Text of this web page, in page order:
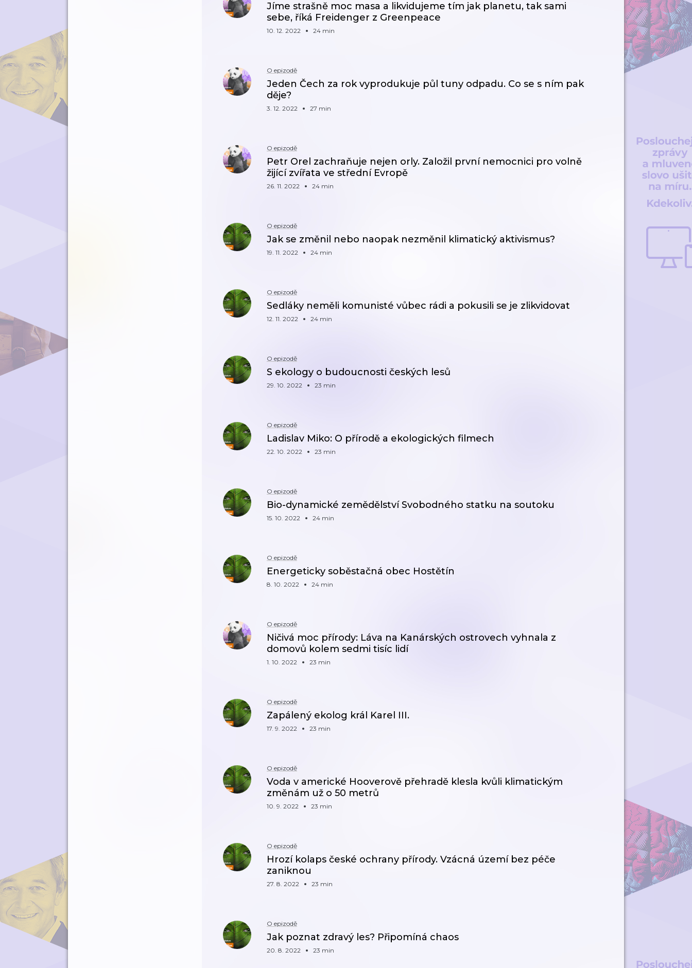
Jíme strašně moc masa a likvidujeme tím jak planetu, tak sami
sebe, říká Freidenger z Greenpeace
10. 12. 2022 24 min
O epizodě
Jeden Čech za rok vyprodukuje půl tuny odpadu. Co se s ním pak
děje?
3. 12. 2022 27 min
O epizodě
Petr Orel zachraňuje nejen orly. Založil první nemocnici pro volně
žijící zvířata ve střední Evropě
26. 11. 2022 24 min
O epizodě
Jak se změnil nebo naopak nezměnil klimatický aktivismus?
19. 11. 2022 24 min
O epizodě
Sedláky neměli komunisté vůbec rádi a pokusili se je zlikvidovat
12. 11. 2022 24 min
O epizodě
S ekology o budoucnosti českých lesů
29. 10. 2022 23 min
O epizodě
Ladislav Miko: O přírodě a ekologických filmech
22. 10. 2022 23 min
O epizodě
Bio-dynamické zemědělství Svobodného statku na soutoku
15. 10. 2022 24 min
O epizodě
Energeticky soběstačná obec Hostětín
8. 10. 2022 24 min
O epizodě
Ničivá moc přírody: Láva na Kanárských ostrovech vyhnala z
domovů kolem sedmi tisíc lidí
1. 10. 2022 23 min
O epizodě
Zapálený ekolog král Karel III.
17. 9. 2022 23 min
O epizodě
Voda v americké Hooverově přehradě klesla kvůli klimatickým
změnám už o 50 metrů
10. 9. 2022 23 min
O epizodě
Hrozí kolaps české ochrany přírody. Vzácná území bez péče
zaniknou
27. 8. 2022 23 min
O epizodě
Jak poznat zdravý les? Připomíná chaos
20. 8. 2022 23 min